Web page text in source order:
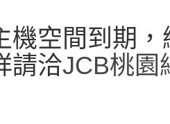
機空間到期
請洽JCB桃園